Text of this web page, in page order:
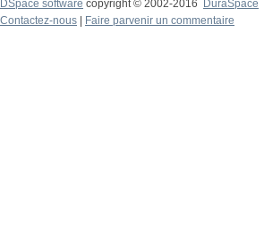
DSpace software copyright © 2002-2016
DuraSpace
Contactez-nous
Faire parvenir un commentaire